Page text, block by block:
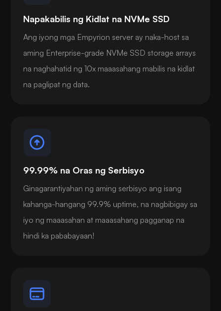
Napakabilis ng Kidlat na NVMe SSD
Ang iyong mga Empyrion server ay naka-host sa
aming Enterprise-grade NVMe SSD storage arrays
na naghahatid ng 10x maaasahang mabilis na kidlat
na paglipat ng data.
99.99% na Oras ng Serbisyo
Ginagarantiyahan ng aming serbisyo ang isang
kahanga-hangang 99.9% uptime, na nagbibigay sa
iyo ng maaasahan at maaasahang pagganap na
hindi ka pababayaan!